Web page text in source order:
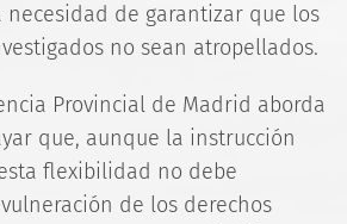
necesidad de garantizar que los
no sean atropellados.
Provincial de Madrid aborda
que, aunque la instrucción
flexibilidad no debe
de los derechos